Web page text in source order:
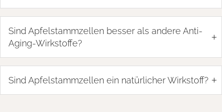
Sind Apfelstammzellen besser als andere Anti-
Aging-Wirkstoffe?
+
Sind Apfelstammzellen ein natürlicher Wirkstoff? +